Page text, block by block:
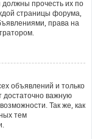
прочесть их по
страницы форума,
права на
объявлений и только
достаточно важную
Так же, как
тем